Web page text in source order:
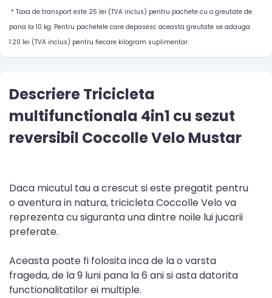
* Taxa de transport este 25 lei (TVA inclus) pentru pachete cu o greutate de
pana la 10 kg. Pentru pachetele care depasesc aceasta greutate se adauga
1.20 lei (TVA inclus) pentru fiecare kilogram suplimentar.
Descriere Tricicleta
multifunctionala 4in1 cu sezut
reversibil Coccolle Velo Mustar
Daca micutul tau a crescut si este pregatit pentru
o aventura in natura, tricicleta Coccolle Velo va
reprezenta cu siguranta una dintre noile lui jucarii
preferate.
Aceasta poate fi folosita inca de la o varsta
frageda, de la 9 luni pana la 6 ani si asta datorita
functionalitatilor ei multiple.